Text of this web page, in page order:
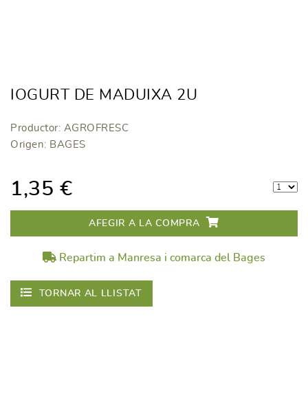
IOGURT DE MADUIXA 2U
Productor: AGROFRESC
Origen: BAGES
1,35 €
AFEGIR A LA COMPRA
Repartim a Manresa i comarca del Bages
TORNAR AL LLISTAT